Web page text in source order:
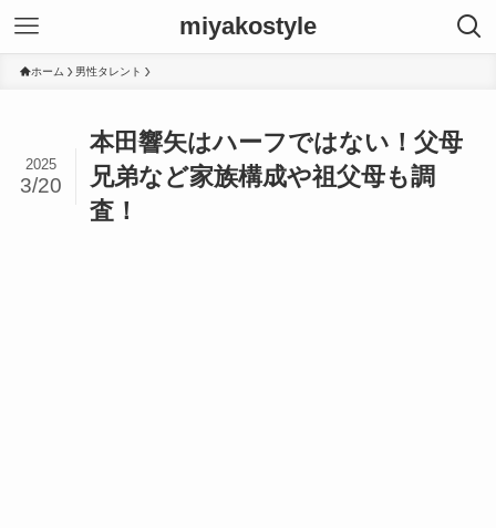
miyakostyle
ホーム 男性タレント
本田響矢はハーフではない！父母
兄弟など家族構成や祖父母も調
査！
2025
3/20